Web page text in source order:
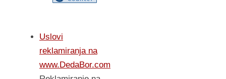
Uslovi
reklamiranja na
www.DedaBor.com